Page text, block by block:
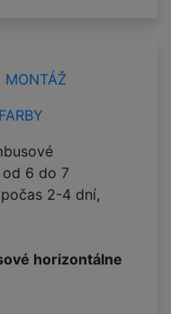
MONTÁŽ
6 do 7
2-4 dní,
horizontálne